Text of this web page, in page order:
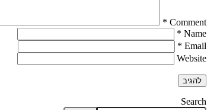
Comment
*
Name
*
Email
*
Website
Search